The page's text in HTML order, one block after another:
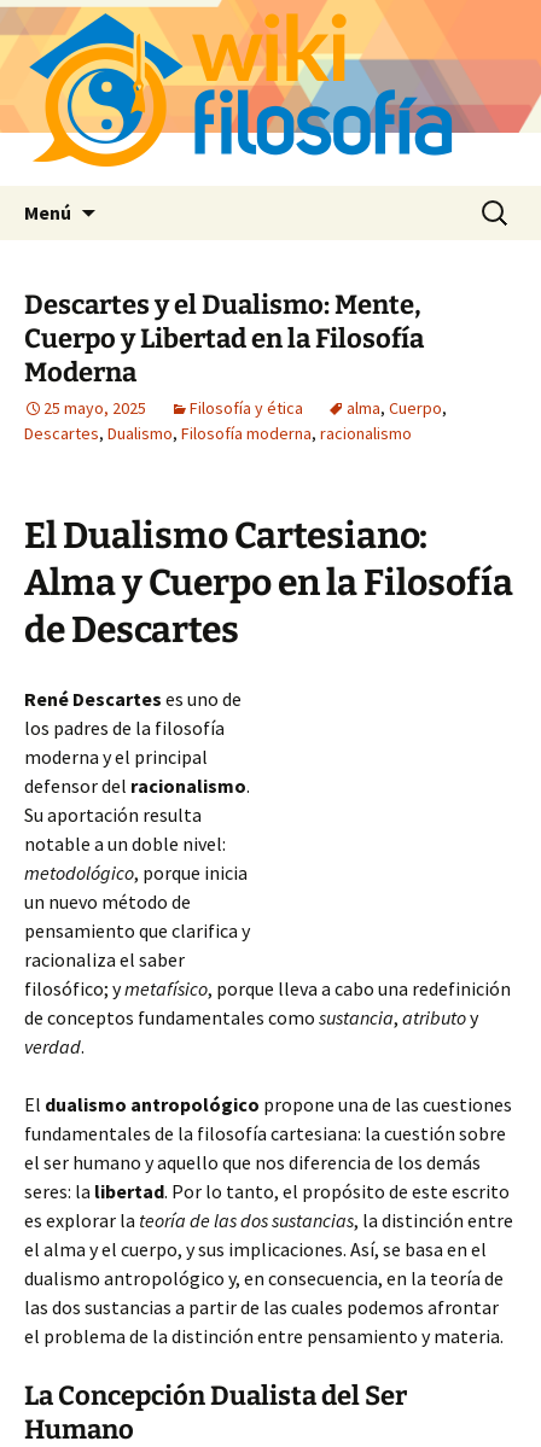
Menú Buscar:
Descartes y el Dualismo: Mente,
Cuerpo y Libertad en la Filosofía
Moderna
25 mayo, 2025 Filosofía y ética alma, Cuerpo,
Descartes, Dualismo, Filosofía moderna, racionalismo
El Dualismo Cartesiano:
Alma y Cuerpo en la Filosofía
de Descartes
René Descartes es uno de
los padres de la filosofía
moderna y el principal
defensor del racionalismo.
Su aportación resulta
notable a un doble nivel:
metodológico, porque inicia
un nuevo método de
pensamiento que clarifica y
racionaliza el saber
filosófico; ymetafísico, porque lleva a cabo una redefinición
de conceptos fundamentales como sustancia, atributoy
verdad.
El dualismo antropológico propone una de las cuestiones
fundamentales de la filosofía cartesiana: la cuestión sobre
el ser humano y aquello que nos diferencia de los demás
seres: la libertad. Por lo tanto, el propósito de este escrito
es explorar la teoría de las dos sustancias, la distinción entre
el alma y el cuerpo, y sus implicaciones. Así, se basa en el
dualismo antropológico y, en consecuencia, en la teoría de
las dos sustancias a partir de las cuales podemos afrontar
el problema de la distinción entre pensamiento y materia.
La Concepción Dualista del Ser
Humano